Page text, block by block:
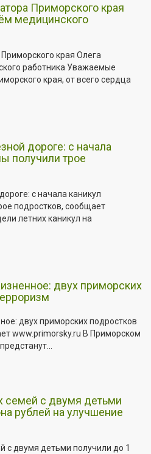
Приморского края
медицинского
края Олега
работника Уважаемые
края, от всего сердца
дороге: с начала
получили трое
с начала каникул
подростков, сообщает
летних каникул на
двух приморских
двух приморских подростков
www.primorsky.ru В Приморском
семей с двумя детьми
рублей на улучшение
с двумя детьми получили до 1